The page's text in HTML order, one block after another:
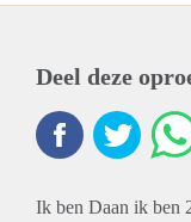
Deel deze
Ik ben Daan ik ben